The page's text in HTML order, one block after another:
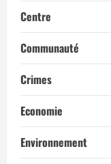
Centre
Communauté
Crimes
Economie
Environnement